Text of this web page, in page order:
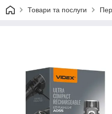
Товари та послуги